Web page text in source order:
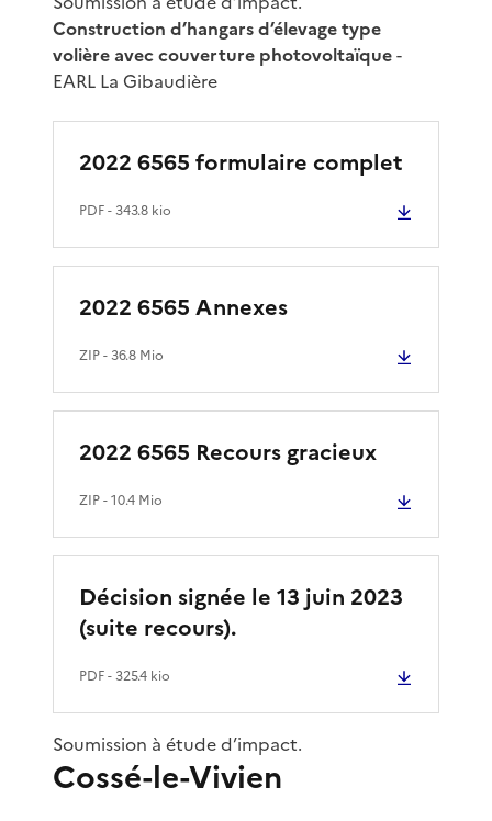
Construction d’hangars d’élevage type
volière avec couverture photovoltaïque-
EARL La Gibaudière
2022 6565 formulaire complet
PDF- 343.8 kio
2022 6565 Annexes
ZIP- 36.8 Mio
2022 6565 Recours gracieux
ZIP- 10.4 Mio
Décision signée le 13 juin 2023
(suite recours).
PDF- 325.4 kio
Soumission à étude d’impact.
Cossé-le-Vivien